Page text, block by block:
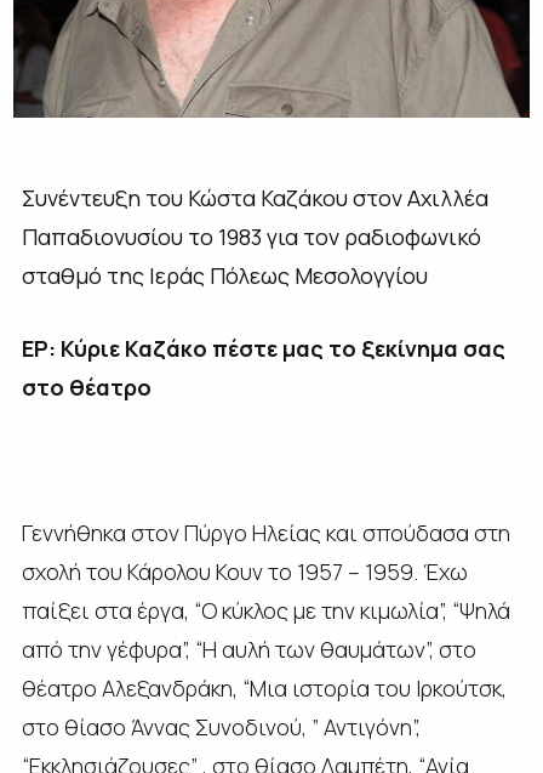
Συνέντευξη του Κώστα Καζάκου στον Αχιλλέα
Παπαδιονυσίου το 1983 για τον ραδιοφωνικό
σταθμό της Ιεράς Πόλεως Μεσολογγίου
ΕΡ: Κύριε Καζάκο πέστε μας το ξεκίνημα σας
στο θέατρο
Γεννήθηκα στον Πύργο Ηλείας και σπούδασα στη
σχολή του Κάρολου Κουν το 1957 – 1959. Έχω
παίξει στα έργα, “Ο κύκλος με την κιμωλία”, “Ψηλά
από την γέφυρα”, “Η αυλή των θαυμάτων”, στο
θέατρο Αλεξανδράκη, “Μια ιστορία του Ιρκούτσκ,
στο θίασο Άννας Συνοδινού, ” Αντιγόνη”,
“Εκκλησιάζουσες” , στο θίασο Λαμπέτη, “Αγία